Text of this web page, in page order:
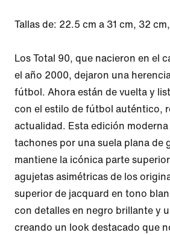
Tallas de: 22.5 cm a 31 cm, 32
Los Total 90, que nacieron en el
el año 2000, dejaron una
fútbol. Ahora están de vuelta y
con el estilo de fútbol auténtico,
actualidad. Esta edición moderna
tachones por una suela plana de
mantiene la icónica parte
agujetas asimétricas de los
superior de jacquard en tono
con detalles en negro brillante y
creando un look destacado que